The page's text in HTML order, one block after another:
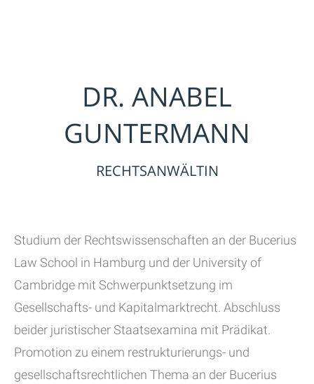
DR. ANABEL
GUNTERMANN
RECHTSANWÄLTIN
Studium der Rechtswissenschaften an der Bucerius
Law School in Hamburg und der University of
Cambridge mit Schwerpunktsetzung im
Gesellschafts- und Kapitalmarktrecht. Abschluss
beider juristischer Staatsexamina mit Prädikat.
Promotion zu einem restrukturierungs- und
gesellschaftsrechtlichen Thema an der Bucerius